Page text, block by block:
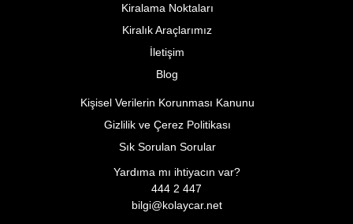
Kiralama Noktaları
Kiralık Araçlarımız
İletişim
Blog
Kişisel Verilerin Korunması Kanunu
Gizlilik ve Çerez Politikası
Sık Sorulan Sorular
Yardıma mı ihtiyacın var?
444 2 447
bilgi@kolaycar.net